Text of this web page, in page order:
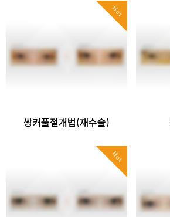
Hot
쌍커풀절개법(재수술)
Hot